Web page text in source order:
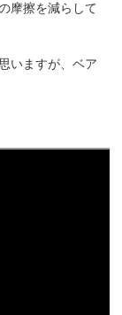
摩擦を減らして
いますが、ベア